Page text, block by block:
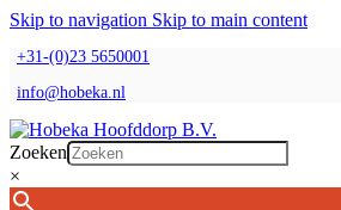
Skip to navigation Skip to main content
+31-(0)23 5650001
info@hobeka.nl
Zoeken
×